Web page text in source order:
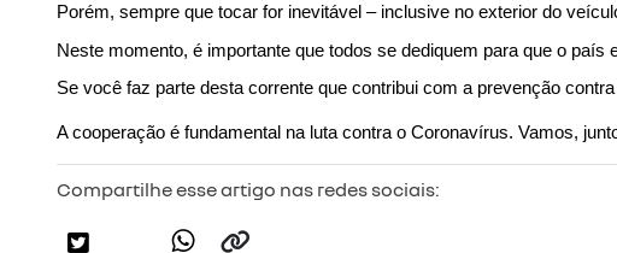
Porém, sempre que tocar for inevitável – inclusive no exterior do
Neste momento, é importante que todos se dediquem para que o
Se você faz parte desta corrente que contribui com a prevenção
A cooperação é fundamental na luta contra o Coronavírus. Vamos,
Compartilhe esse artigo nas redes sociais: